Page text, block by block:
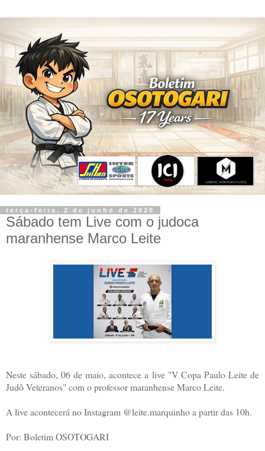
terça-feira, 2 de junho de 2020
Sábado tem Live com o judoca
maranhense Marco Leite
Neste sábado, 06 de maio, acontece a live "V Copa Paulo Leite de
Judô Veteranos" com o professor maranhense Marco Leite.
A live acontecerá no Instagram @leite.marquinho a partir das 10h.
Por: Boletim OSOTOGARI